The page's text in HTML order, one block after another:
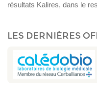
résultats Kalires, dans le
LES DERNIÈRES